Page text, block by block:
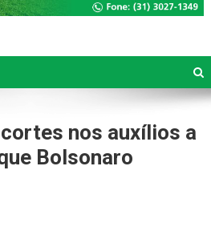
nos auxílios a
Bolsonaro